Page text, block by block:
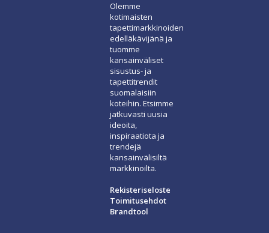
Olemme
kotimaisten
tapettimarkkinoiden
edelläkävijänä ja
tuomme
kansainväliset
sisustus- ja
tapettitrendit
suomalaisiin
koteihin. Etsimme
jatkuvasti uusia
ideoita,
inspiraatiota ja
trendejä
kansainvälisiltä
markkinoilta.
Rekisteriseloste
Toimitusehdot
Brandtool